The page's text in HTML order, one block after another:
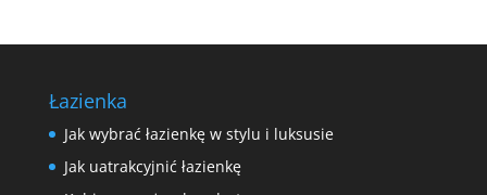
Łazienka
Jak wybrać łazienkę w stylu i luksusie
Jak uatrakcyjnić łazienkę